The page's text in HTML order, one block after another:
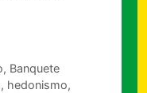
, Banquete
, hedonismo,